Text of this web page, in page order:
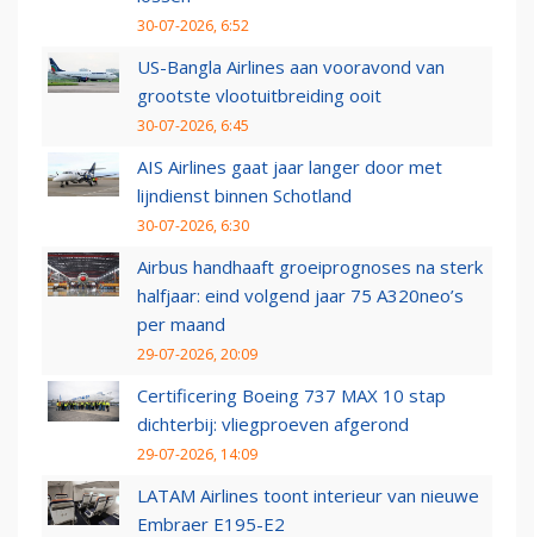
30-07-2026, 6:52
US-Bangla Airlines aan vooravond van
grootste vlootuitbreiding ooit
30-07-2026, 6:45
AIS Airlines gaat jaar langer door met
lijndienst binnen Schotland
30-07-2026, 6:30
Airbus handhaaft groeiprognoses na sterk
halfjaar: eind volgend jaar 75 A320neo’s
per maand
29-07-2026, 20:09
Certificering Boeing 737 MAX 10 stap
dichterbij: vliegproeven afgerond
29-07-2026, 14:09
LATAM Airlines toont interieur van nieuwe
Embraer E195-E2